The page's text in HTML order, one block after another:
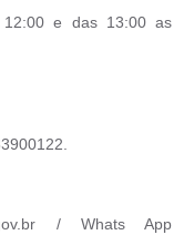
12:00 e das 13:00 as
/ Whats App